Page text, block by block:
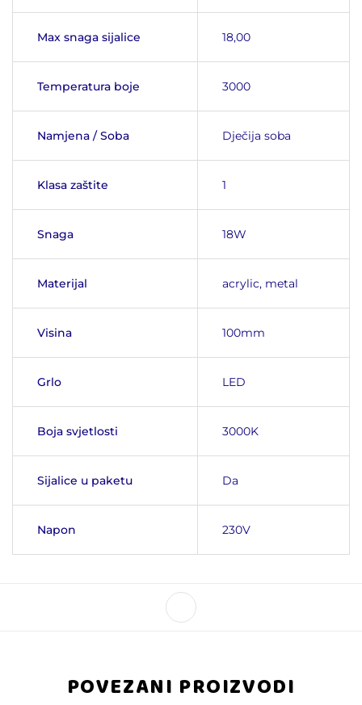
Max snaga sijalice 18,00
Temperatura boje 3000
Namjena / Soba Dječija soba
Klasa zaštite 1
Snaga 18W
Materijal acrylic, metal
Visina 100mm
Grlo LED
Boja svjetlosti 3000K
Sijalice u paketu Da
Napon 230V
POVEZANI PROIZVODI